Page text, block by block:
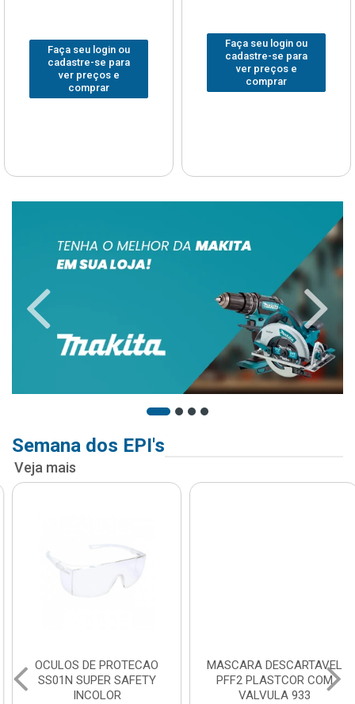
Faça seu login ou
cadastre-se para
ver preços e
comprar
Faça seu login ou
cadastre-se para
ver preços e
comprar
Semana dos EPI's
Veja mais
OCULOS DE PROTECAO
SS01N SUPER SAFETY
INCOLOR
MASCARA DESCARTAVEL
PFF2 PLASTCOR COM
VALVULA 933